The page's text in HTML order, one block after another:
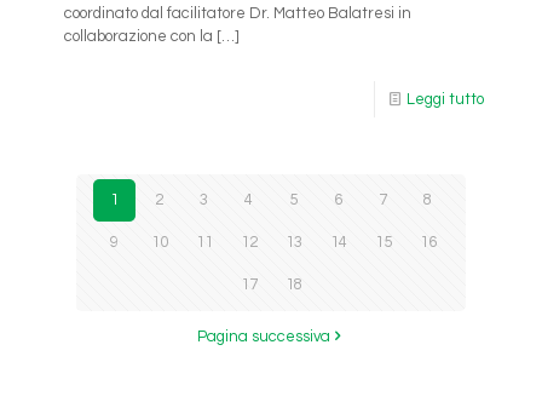
coordinato dal facilitatore Dr. Matteo Balatresi in
collaborazione con la […]
Leggi tutto
1 2 3 4 5 6 7 8
9 10 11 12 13 14 15 16
17 18
Pagina successiva